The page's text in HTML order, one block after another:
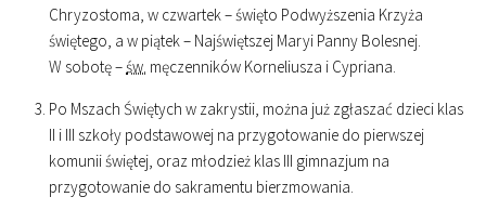
Chryzostoma, w czwartek – święto Podwyższenia Krzyża
świętego, a w piątek – Najświętszej Maryi Panny Bolesnej.
W sobotę –św. męczenników Korneliusza i Cypriana.
Po Mszach Świętych w zakrystii, można już zgłaszać dzieci klas
II i III szkoły podstawowej na przygotowanie do pierwszej
komunii świętej, oraz młodzież klas III gimnazjum na
przygotowanie do sakramentu bierzmowania.